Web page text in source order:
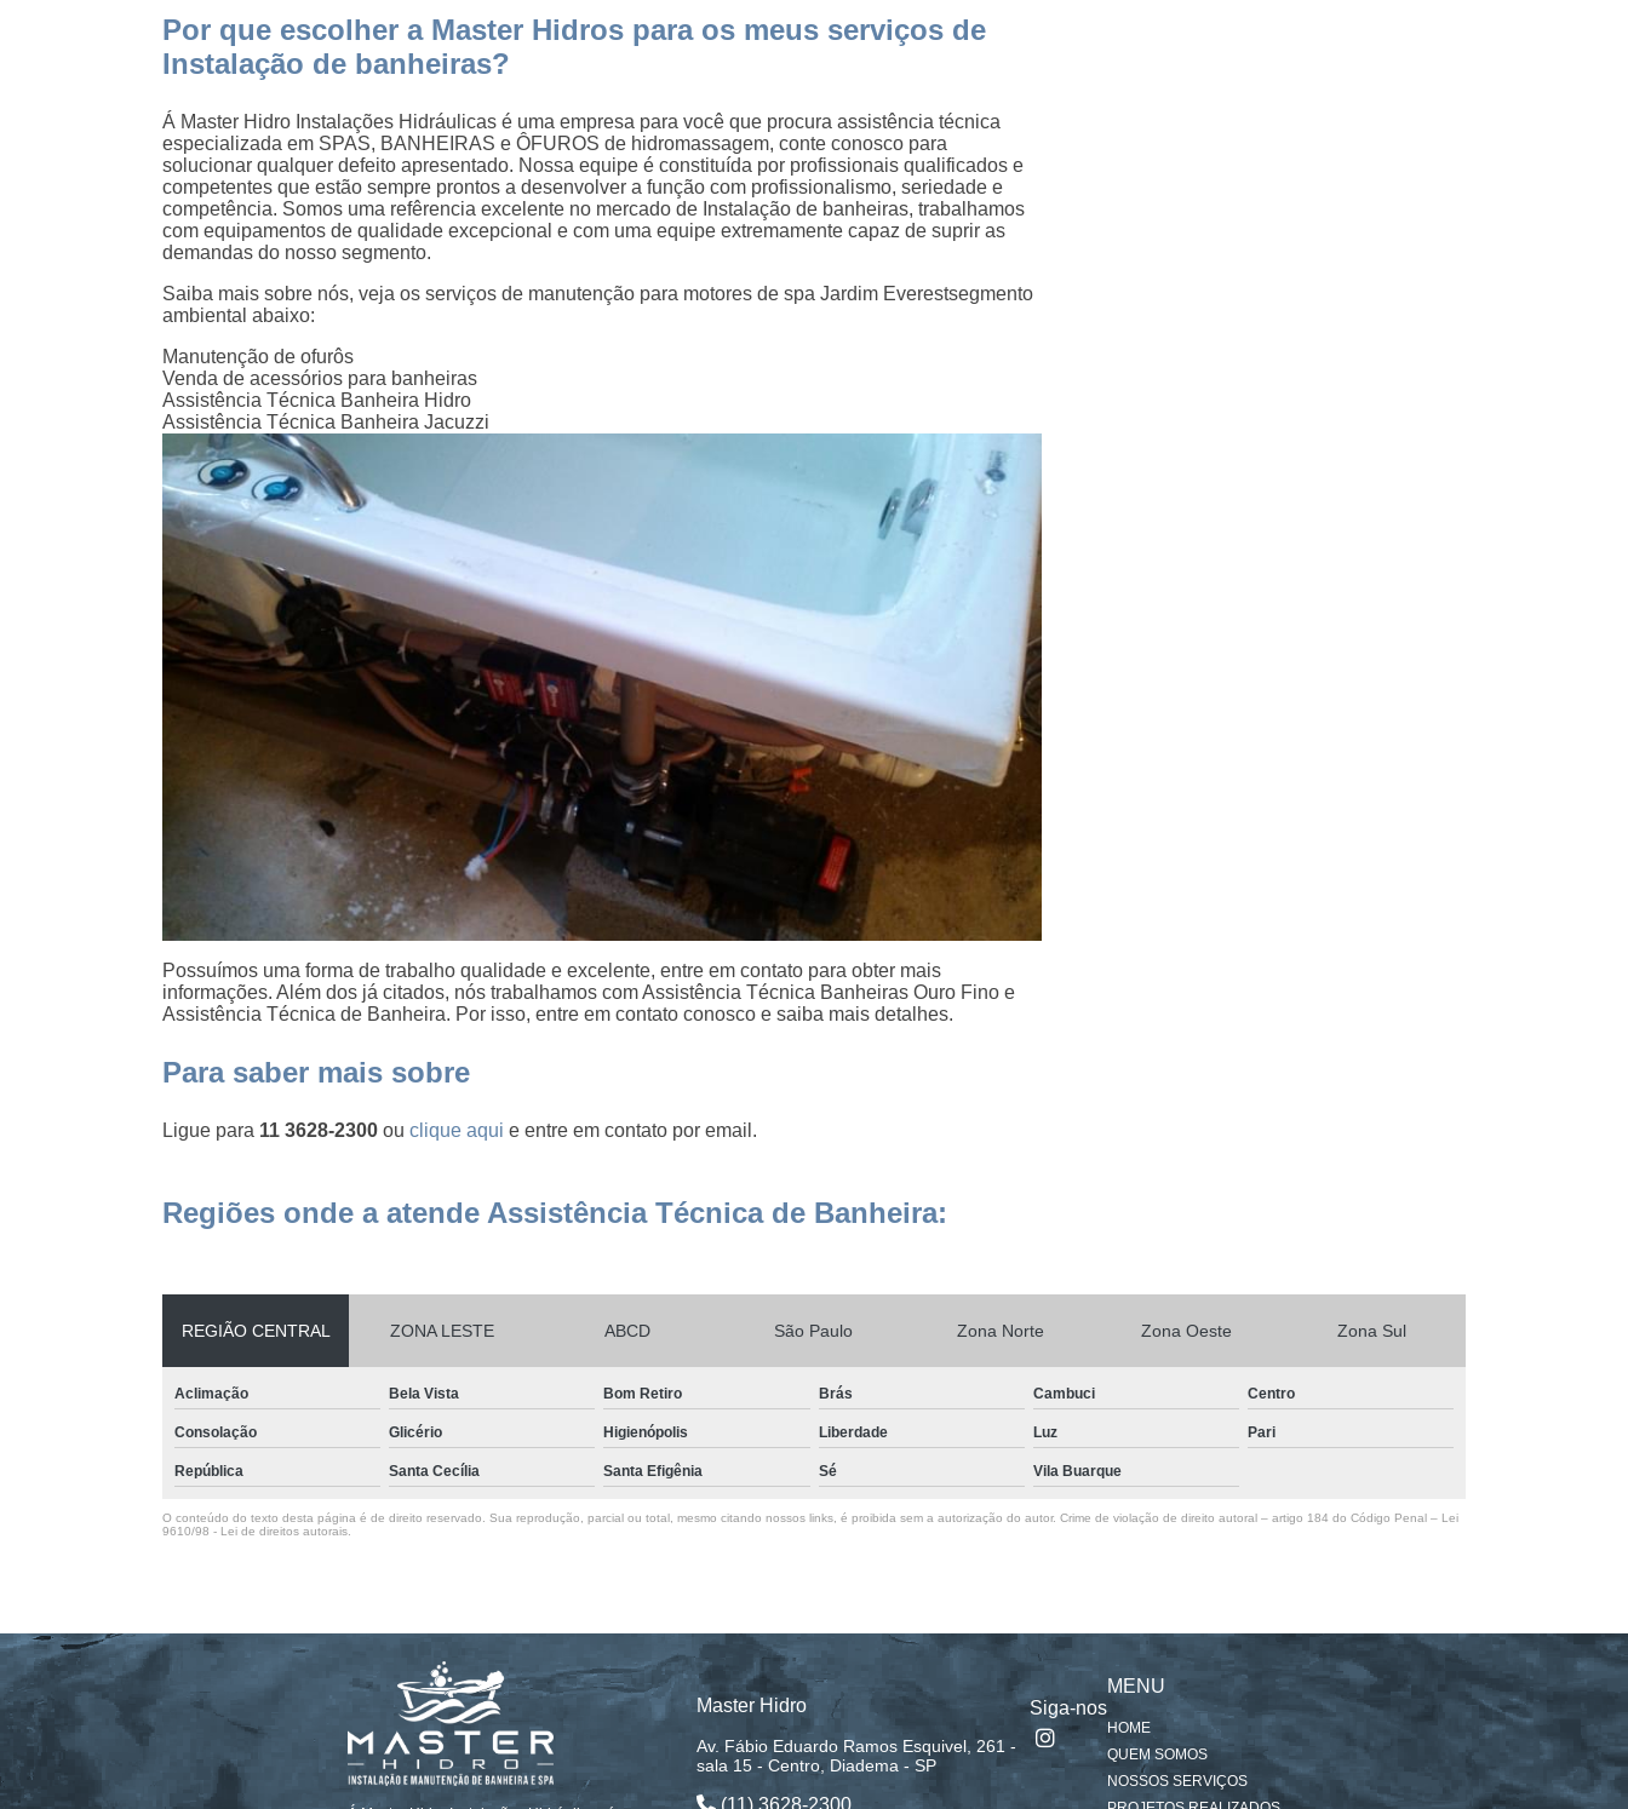
Por que escolher a Master Hidros para os meus serviços de
Instalação de banheiras?
Á Master Hidro Instalações Hidráulicas é uma empresa para você que procura assistência técnica
especializada em SPAS, BANHEIRAS e ÔFUROS de hidromassagem, conte conosco para
solucionar qualquer defeito apresentado. Nossa equipe é constituída por profissionais qualificados e
competentes que estão sempre prontos a desenvolver a função com profissionalismo, seriedade e
competência. Somos uma refêrencia excelente no mercado de Instalação de banheiras, trabalhamos
com equipamentos de qualidade excepcional e com uma equipe extremamente capaz de suprir as
demandas do nosso segmento.
Saiba mais sobre nós, veja os serviços de manutenção para motores de spa Jardim Everestsegmento
ambiental abaixo:
Manutenção de ofurôs
Venda de acessórios para banheiras
Assistência Técnica Banheira Hidro
Assistência Técnica Banheira Jacuzzi
Possuímos uma forma de trabalho qualidade e excelente, entre em contato para obter mais
informações. Além dos já citados, nós trabalhamos com Assistência Técnica Banheiras Ouro Fino e
Assistência Técnica de Banheira. Por isso, entre em contato conosco e saiba mais detalhes.
Para saber mais sobre
Ligue para 11 3628-2300 ouclique aqui e entre em contato por email.
Regiões onde a atende Assistência Técnica de Banheira:
REGIÃO CENTRAL ZONA LESTE ABCD São Paulo Zona Norte Zona Oeste Zona Sul
Aclimação Bela Vista Bom Retiro Brás Cambuci Centro
Consolação Glicério Higienópolis Liberdade Luz Pari
República Santa Cecília Santa Efigênia Sé Vila Buarque
O conteúdo do texto desta página é de direito reservado. Sua reprodução, parcial ou total, mesmo citando nossos links, é proibida sem a autorização do autor. Crime de violação de direito autoral – artigo 184 do Código Penal – Lei
9610/98 - Lei de direitos autorais
Master Hidro
Av. Fábio Eduardo Ramos Esquivel, 261 -
sala 15 - Centro, Diadema - SP
Siga-nos
MENU
HOME
QUEM SOMOS
NOSSOS SERVIÇOS